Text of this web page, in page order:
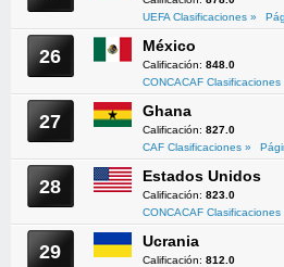
UEFA Clasificaciones »
26 México
Calificación: 848.0
CONCACAF Clasificaciones
27 Ghana
Calificación: 827.0
CAF Clasificaciones »
28 Estados Unidos
Calificación: 823.0
CONCACAF Clasificaciones
29 Ucrania
Calificación: 812.0